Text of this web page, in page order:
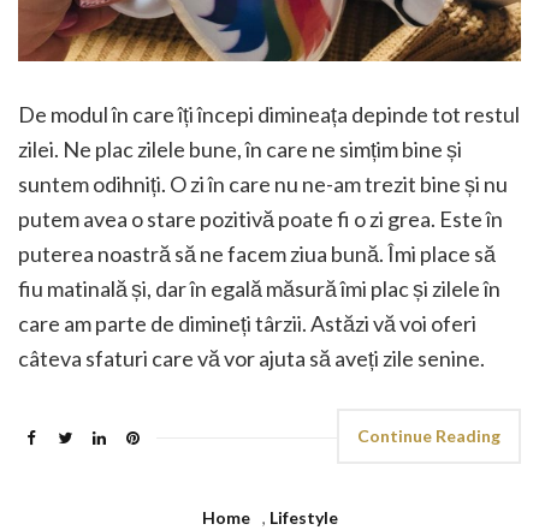
De modul în care îți începi dimineața depinde tot restul
zilei. Ne plac zilele bune, în care ne simțim bine și
suntem odihniți. O zi în care nu ne-am trezit bine și nu
putem avea o stare pozitivă poate fi o zi grea. Este în
puterea noastră să ne facem ziua bună. Îmi place să
fiu matinală și, dar în egală măsură îmi plac și zilele în
care am parte de dimineți târzii. Astăzi vă voi oferi
câteva sfaturi care vă vor ajuta să aveți zile senine.
Continue Reading
Home , Lifestyle